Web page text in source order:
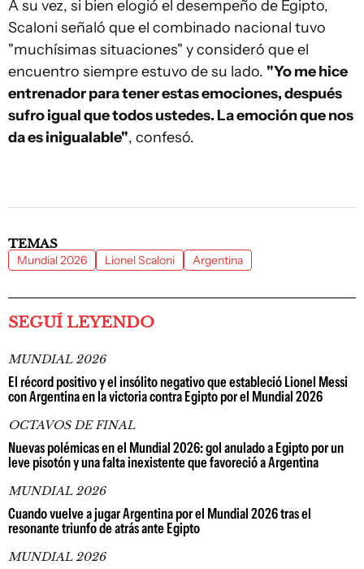
A su vez, si bien elogió el desempeño de Egipto,
Scaloni señaló que el combinado nacional tuvo
"muchísimas situaciones" y consideró que el
encuentro siempre estuvo de su lado. "Yo me hice
entrenador para tener estas emociones, después
sufro igual que todos ustedes. La emoción que nos
da es inigualable", confesó.
TEMAS
Mundial 2026 Lionel Scaloni Argentina
SEGUÍ LEYENDO
MUNDIAL 2026
El récord positivo y el insólito negativo que estableció Lionel Messi
con Argentina en la victoria contra Egipto por el Mundial 2026
OCTAVOS DE FINAL
Nuevas polémicas en el Mundial 2026: gol anulado a Egipto por un
leve pisotón y una falta inexistente que favoreció a Argentina
MUNDIAL 2026
Cuando vuelve a jugar Argentina por el Mundial 2026 tras el
resonante triunfo de atrás ante Egipto
MUNDIAL 2026